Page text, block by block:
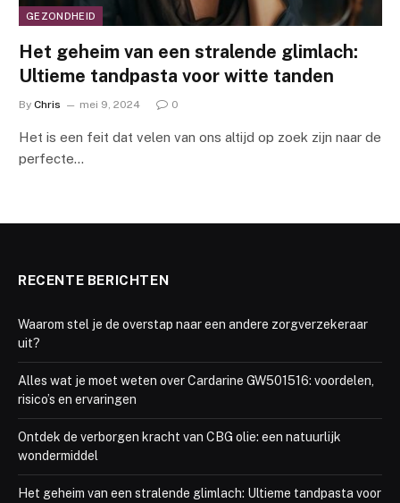
GEZONDHEID
Het geheim van een stralende glimlach:
Ultieme tandpasta voor witte tanden
By Chris mei 9, 2024 0
Het is een feit dat velen van ons altijd op zoek zijn naar de
perfecte…
RECENTE BERICHTEN
Waarom stel je de overstap naar een andere zorgverzekeraar
uit?
Alles wat je moet weten over Cardarine GW501516: voordelen,
risico’s en ervaringen
Ontdek de verborgen kracht van CBG olie: een natuurlijk
wondermiddel
Het geheim van een stralende glimlach: Ultieme tandpasta voor